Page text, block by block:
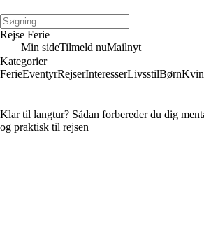
Rejse Ferie
Min sideTilmeld nuMailnyt
Kategorier
FerieEventyrRejserInteresserLivsstilBørn
Klar til langtur? Sådan forbereder du dig
og praktisk til rejsen